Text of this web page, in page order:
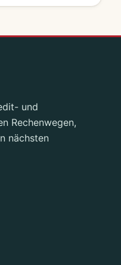
und
Rechenwegen,
nächsten